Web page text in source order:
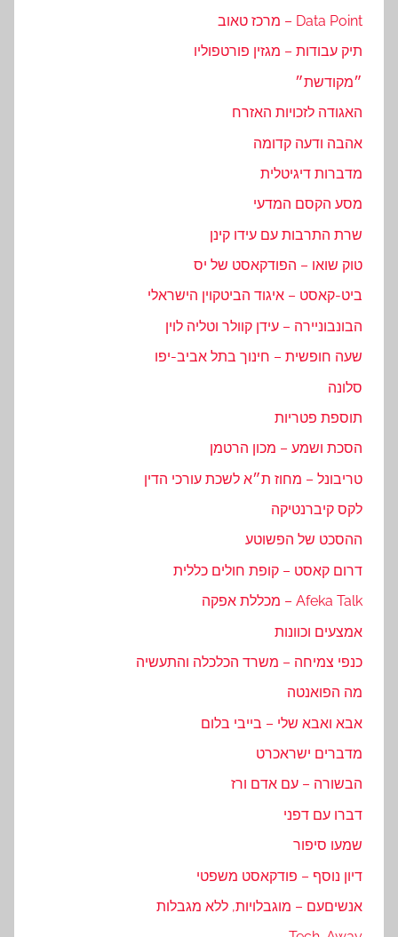
Data Point – מרכז טאוב
תיק עבודות – מגזין פורטפוליו
״מקודשת״
האגודה לזכויות האזרח
אהבה ודעה קדומה
מדברות דיגיטלית
מסע הקסם המדעי
שרת התרבות עם עידו קינן
טוק שואו – הפודקאסט של יס
ביט-קאסט – איגוד הביטקוין הישראלי
הבונבוניירה – עידן קוולר וטליה לוין
שעה חופשית – חינוך בתל אביב-יפו
סלונה
תוספת פטריות
הסכת ושמע – מכון הרטמן
טריבונל – מחוז ת״א לשכת עורכי הדין
לקס קיברנטיקה
ההסכט של הפשוטע
דרום קאסט – קופת חולים כללית
Afeka Talk – מכללת אפקה
אמצעים וכוונות
כנפי צמיחה – משרד הכלכלה והתעשיה
מה הפואנטה
אבא ואבא שלי – בייבי בלום
מדברים ישראכרט
הבשורה – עם אדם ורז
דברו עם דפני
שמעו סיפור
דיון נוסף – פודקאסט משפטי
אנשיםעם – מוגבלויות, ללא מגבלות